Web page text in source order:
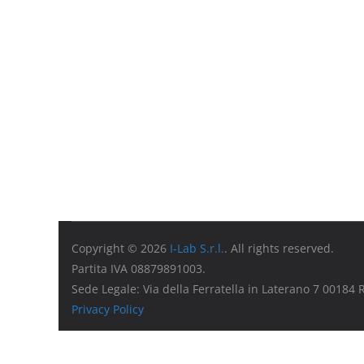
Copyright © 2026 I-Lab S.r.l.. All rights reserved.
Partita IVA 08879891003.
Sede Legale: Via della Ferratella in Laterano 7 00184
Privacy Policy